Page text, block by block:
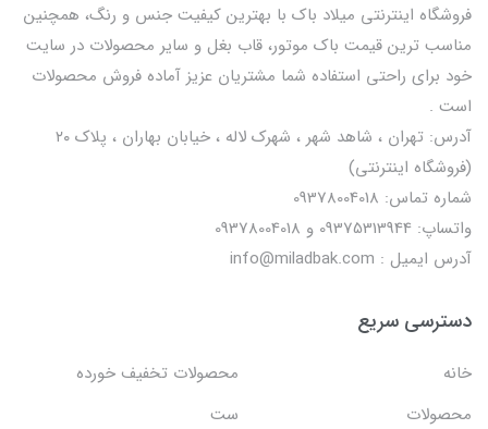
فروشگاه اینترنتی میلاد باک با بهترین کیفیت جنس و رنگ، همچنین
مناسب ترین قیمت باک موتور، قاب بغل و سایر محصولات در سایت
خود برای راحتی استفاده شما مشتریان عزیز آماده فروش محصولات
است .
آدرس: تهران ، شاهد شهر ، شهرک لاله ، خیابان بهاران ، پلاک ۲۰
(فروشگاه اینترنتی)
شماره تماس: 09378004018
واتساپ: 09375313944 و 09378004018
آدرس ایمیل : info@miladbak.com
دسترسی سریع
خانه
محصولات تخفیف خورده
محصولات
ست